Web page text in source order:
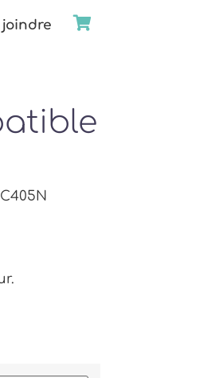
joindre